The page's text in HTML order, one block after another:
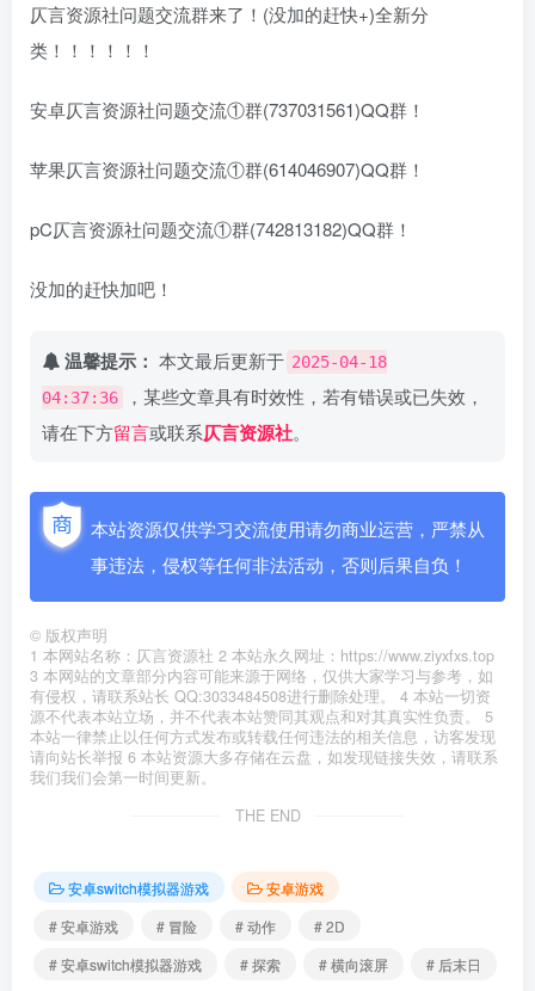
仄言资源社问题交流群来了！(没加的赶快+)全新分
类！！！！！！
安卓仄言资源社问题交流①群(737031561)QQ群！
苹果仄言资源社问题交流①群(614046907)QQ群！
pC仄言资源社问题交流①群(742813182)QQ群！
没加的赶快加吧！
温馨提示： 本文最后更新于 2025-04-18
04:37:36
，某些文章具有时效性，若有错误或已失效，
请在下方留言或联系仄言资源社。
本站资源仅供学习交流使用请勿商业运营，严禁从
事违法，侵权等任何非法活动，否则后果自负！
© 版权声明
1 本网站名称：仄言资源社 2 本站永久网址：https://www.ziyxfxs.top
3 本网站的文章部分内容可能来源于网络，仅供大家学习与参考，如
有侵权，请联系站长 QQ:3033484508进行删除处理。 4 本站一切资
源不代表本站立场，并不代表本站赞同其观点和对其真实性负责。 5
本站一律禁止以任何方式发布或转载任何违法的相关信息，访客发现
请向站长举报 6 本站资源大多存储在云盘，如发现链接失效，请联系
我们我们会第一时间更新。
THE END
安卓switch模拟器游戏
安卓游戏
# 安卓游戏
# 冒险 # 动作
# 2D
# 安卓switch模拟器游戏
# 探索 # 横向滚屏 # 后末日